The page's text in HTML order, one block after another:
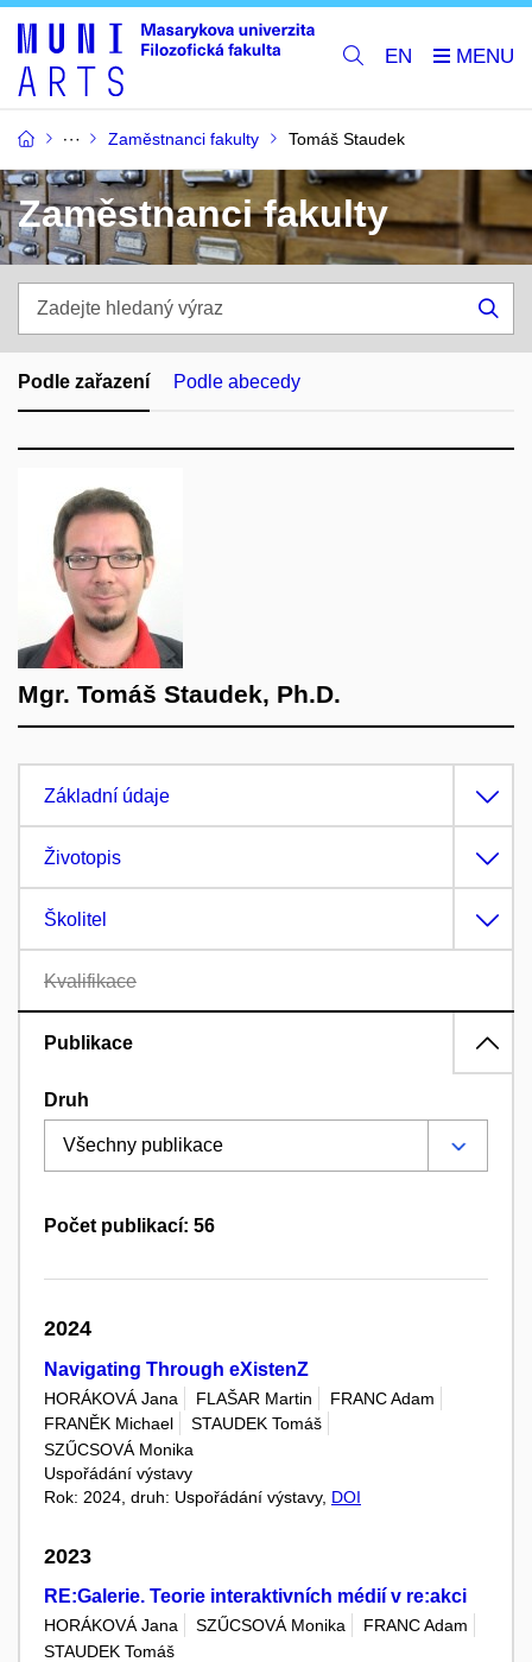
EN
Zaměstnanci fakulty Tomáš Staudek
Zaměstnanci fakulty
hledaný
výraz
Podle zařazení Podle abecedy
Mgr. Tomáš Staudek, Ph.D.
Základní údaje
Životopis
Školitel
Kvalifikace
Publikace
Druh
Počet publikací: 56
2024
Navigating Through eXistenZ
HORÁKOVÁ Jana FLAŠAR Martin
FRANC Adam
FRANĚK Michael
STAUDEK Tomáš
SZŰCSOVÁ Monika
Uspořádání výstavy
Rok: 2024, druh: Uspořádání výstavy, DOI
2023
RE:Galerie. Teorie interaktivních médií v re:akci
HORÁKOVÁ Jana SZŰCSOVÁ Monika
FRANC Adam
STAUDEK Tomáš